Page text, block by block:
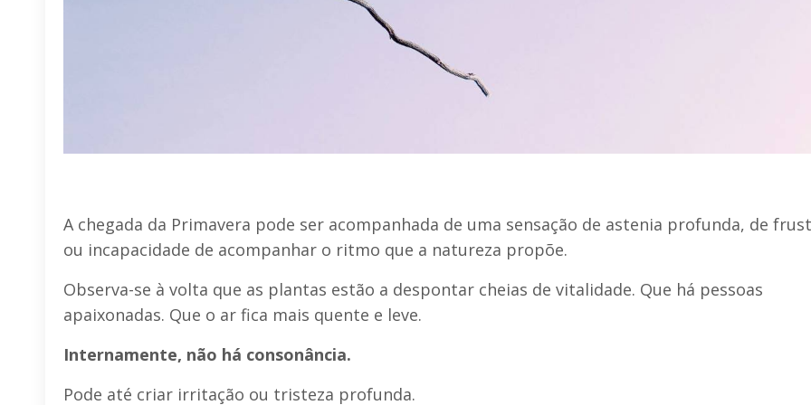
A chegada da Primavera pode ser acompanhada de uma sensação de astenia profunda, de
ou incapacidade de acompanhar o ritmo que a natureza propõe.
Observa-se à volta que as plantas estão a despontar cheias de vitalidade. Que há pessoas
apaixonadas. Que o ar fica mais quente e leve.
Internamente, não há consonância.
Pode até criar irritação ou tristeza profunda.